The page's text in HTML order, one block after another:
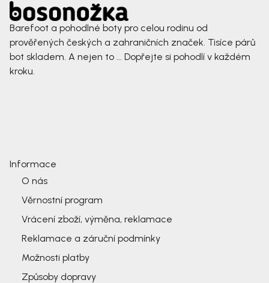
Barefoot a pohodlné boty pro celou rodinu od
prověřených českých a zahraničních značek. Tisíce párů
bot skladem. A nejen to ... Dopřejte si pohodlí v každém
kroku.
Informace
O nás
Věrnostní program
Vrácení zboží, výměna, reklamace
Reklamace a záruční podmínky
Možnosti platby
Způsoby dopravy